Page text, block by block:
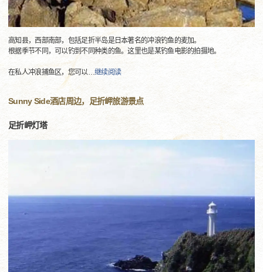
高知县，西部南部，包括足折半岛是日本著名的冲浪钓鱼的麦加。
根据季节不同，可以钓到不同种类的鱼。这里也是某钓鱼电影的拍摄地。
在私人冲浪捕鱼区，您可以…继续阅读
Sunny Side酒店周边，足折岬旅游景点
足折岬灯塔